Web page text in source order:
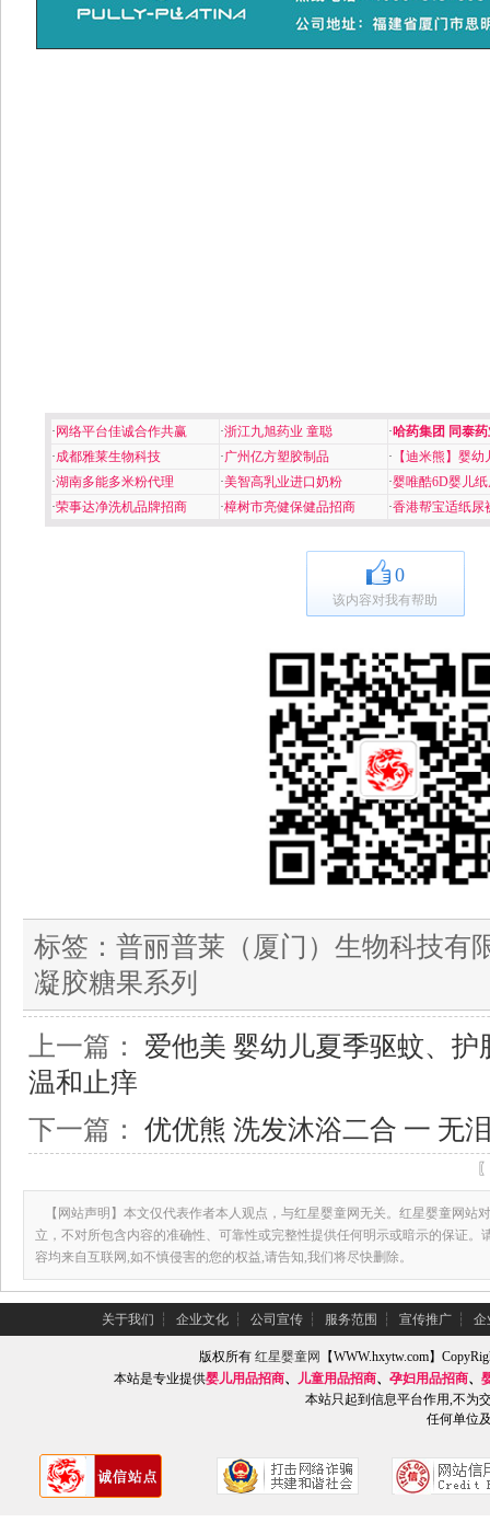
· 网络平台佳诚合作共赢 ·浙江九旭药业 童聪 ·哈药集团 同泰
·成都雅莱生物科技 ·广州亿方塑胶制品 · 【迪米熊】婴幼
·湖南多能多米粉代理 ·美智高乳业进口奶粉 ·婴唯酷6D婴儿
·荣事达净洗机品牌招商 ·樟树市亮健保健品招商 ·香港帮宝适纸尿
0
该内容对我有帮助
标签： 普丽普莱（厦门）生物科技有
凝胶糖果系列
上一篇： 爱他美 婴幼儿夏季驱蚊、
温和止痒
下一篇： 优优熊 洗发沐浴二合 一 无
【网站声明】本文仅代表作者本人观点，与红星婴童网无关。红星婴童网站
立，不对所包含内容的准确性、可靠性或完整性提供任何明示或暗示的保证。
容均来自互联网,如不慎侵害的您的权益,请告知,我们将尽快删除。
关于我们 ┆ 企业文化 ┆ 公司宣传 ┆ 服务范围 ┆ 宣传推广 ┆ 企
版权所有红星婴童网
【WWW.hxytw.com】
本站是专业提供婴儿用品招商、 儿童用品招商、 孕妇用品招商、
本站只起到信息平台作用,不为
任何单位